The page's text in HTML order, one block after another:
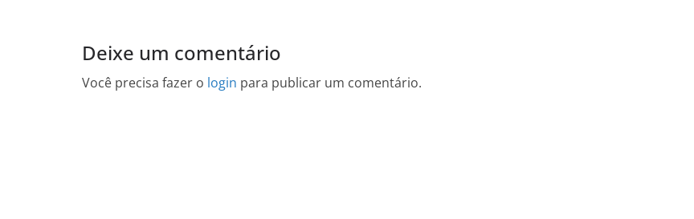
Deixe um comentário
Você precisa fazer o login para publicar um comentário.